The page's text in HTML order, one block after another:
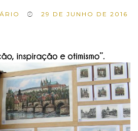
29 DE JUNHO DE 2016